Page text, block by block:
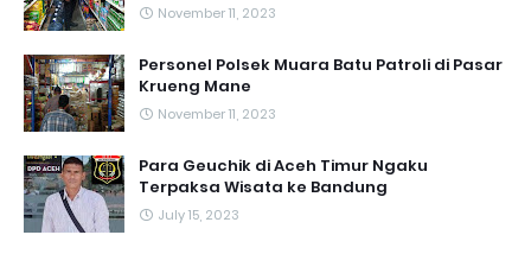
November 11, 2023
Personel Polsek Muara Batu Patroli di Pasar
Krueng Mane
November 11, 2023
Para Geuchik di Aceh Timur Ngaku
Terpaksa Wisata ke Bandung
July 15, 2023